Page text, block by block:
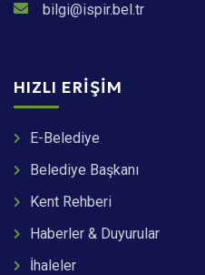
bilgi@ispir.bel.tr
HIZLI ERIŞIM
E-Belediye
Belediye Başkanı
Kent Rehberi
Haberler & Duyurular
İhaleler